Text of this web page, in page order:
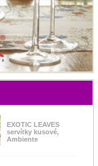
EXOTIC LEAVES
servítky kusové,
Ambiente